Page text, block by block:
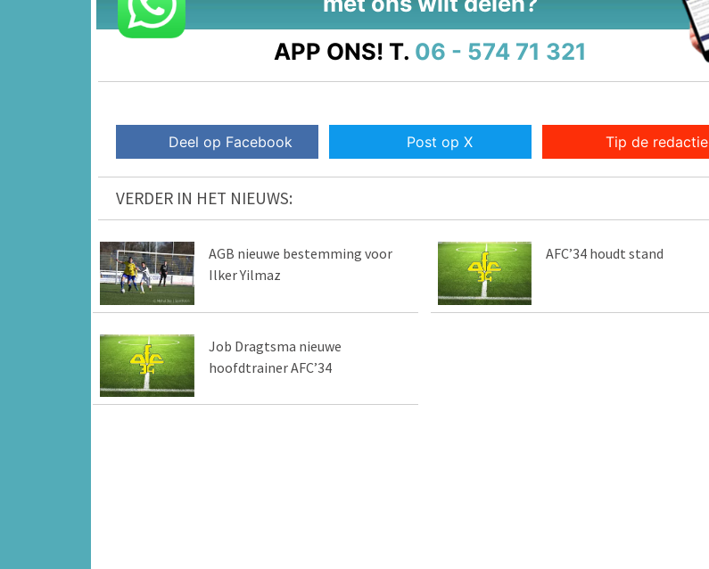
APP ONS! T. 06 - 574 71 321
Deel op Facebook Post op X Tip de redactie
VERDER IN HET NIEUWS:
AGB nieuwe bestemming voor
Ilker Yilmaz
AFC’34 houdt stand
Job Dragtsma nieuwe
hoofdtrainer AFC’34